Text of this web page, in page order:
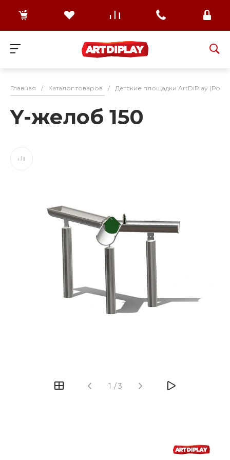
Главная / Каталог товаров / Детские площадки ArtDiPlay
Y-желоб 150
1 /3